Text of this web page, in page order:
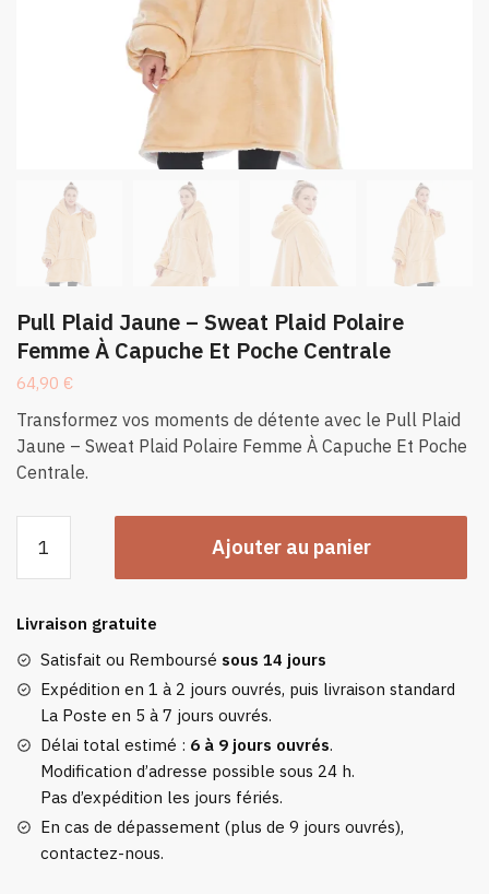
Pull Plaid Jaune – Sweat Plaid Polaire
Femme À Capuche Et Poche Centrale
64,90 €
Transformez vos moments de détente avec le Pull Plaid
Jaune – Sweat Plaid Polaire Femme À Capuche Et Poche
Centrale.
Pull
Jaune
-
Sweat
Plaid
Polaire
Femme
Capuche
Ajouter au panier
Livraison gratuite
Satisfait ou Remboursé sous 14 jours
Expédition en 1 à 2 jours ouvrés, puis livraison standard
La Poste en 5 à 7 jours ouvrés.
Délai total estimé : 6 à 9 jours ouvrés.
Modification d’adresse possible sous 24 h.
Pas d’expédition les jours fériés.
En cas de dépassement (plus de 9 jours ouvrés),
contactez-nous.